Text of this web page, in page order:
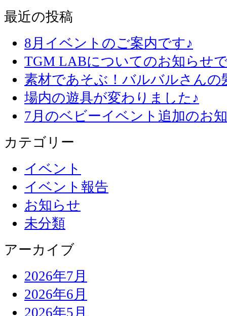
最近の投稿
8月イベントのご案内です♪
TGM LABについてのお知らせ
素材であそぶ！バルバルさん
場内の遊具が変わりました♪
7月のベビーイベント追加のお
カテゴリー
イベント
イベント報告
お知らせ
未分類
アーカイブ
2026年7月
2026年6月
2026年5月